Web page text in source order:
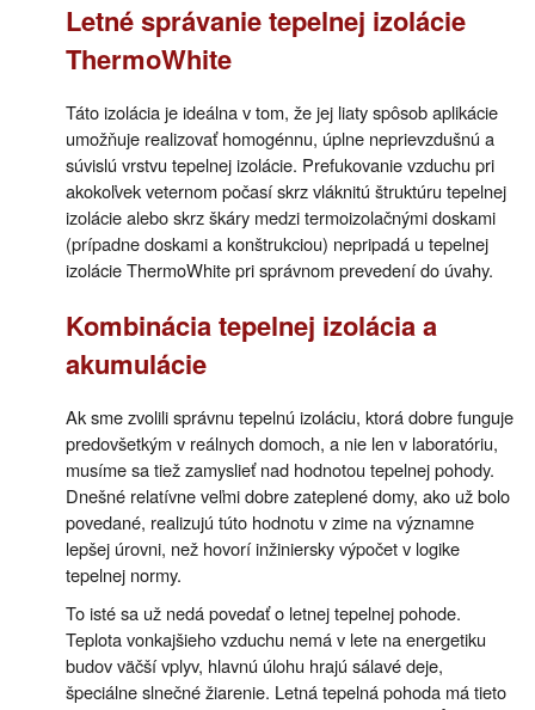
Letné správanie tepelnej izolácie
ThermoWhite
Táto izolácia je ideálna v tom, že jej liaty spôsob aplikácie
umožňuje realizovať homogénnu, úplne neprievzdušnú a
súvislú vrstvu tepelnej izolácie. Prefukovanie vzduchu pri
akokoľvek veternom počasí skrz vláknitú štruktúru tepelnej
izolácie alebo skrz škáry medzi termoizolačnými doskami
(prípadne doskami a konštrukciou) nepripadá u tepelnej
izolácie ThermoWhite pri správnom prevedení do úvahy.
Kombinácia tepelnej izolácia a
akumulácie
Ak sme zvolili správnu tepelnú izoláciu, ktorá dobre funguje
predovšetkým v reálnych domoch, a nie len v laboratóriu,
musíme sa tiež zamyslieť nad hodnotou tepelnej pohody.
Dnešné relatívne veľmi dobre zateplené domy, ako už bolo
povedané, realizujú túto hodnotu v zime na významne
lepšej úrovni, než hovorí inžiniersky výpočet v logike
tepelnej normy.
To isté sa už nedá povedať o letnej tepelnej pohode.
Teplota vonkajšieho vzduchu nemá v lete na energetiku
budov väčší vplyv, hlavnú úlohu hrajú sálavé deje,
špeciálne slnečné žiarenie. Letná tepelná pohoda má tieto